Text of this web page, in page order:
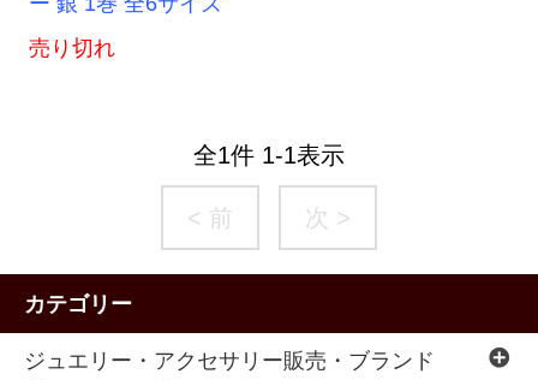
売り切れ
全1件 1-1表示
< 前 次 >
カテゴリー
ジュエリー・アクセサリー販売・ブランド